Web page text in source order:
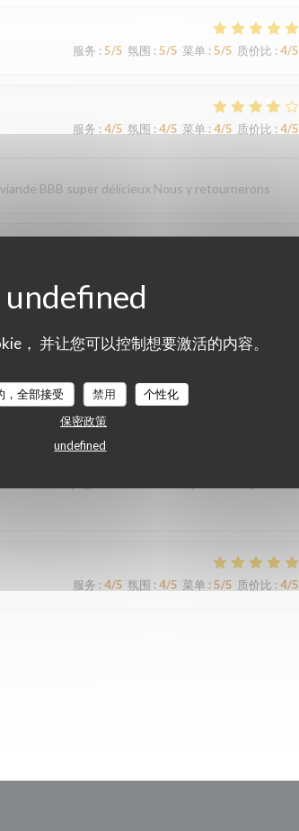
， 并让您可以控制想要激活的内容。
，全部接受 禁用
个性化
保密政策
undefined
服务 : 5/5 氛围 : 5/5 菜单: 5/5 质价比 : 4/5
服务 : 4/5 氛围 : 4/5 菜单: 4/5 质价比 : 4/5
BBB super délicieux Nous y retournerons
服务 4/5 氛围:4/5 菜单: 5/5 质价比
服务:5
les accompagnements sont exquis ! Plus que ravis
服务 : 4/5 氛围 : 4/5 菜单 : 5/5 质价比 : 4/5